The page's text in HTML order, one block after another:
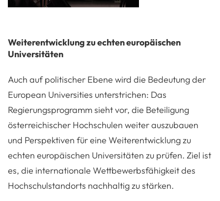
Weiterentwicklung zu echten europäischen
Universitäten
Auch auf politischer Ebene wird die Bedeutung der
European Universities unterstrichen: Das
Regierungsprogramm sieht vor, die Beteiligung
österreichischer Hochschulen weiter auszubauen
und Perspektiven für eine Weiterentwicklung zu
echten europäischen Universitäten zu prüfen. Ziel ist
es, die internationale Wettbewerbsfähigkeit des
Hochschulstandorts nachhaltig zu stärken.